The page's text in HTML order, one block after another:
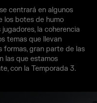
centrará en algunos
los botes de humo
la coherencia
temas que llevan
formas, gran parte de las
las que estamos
con la Temporada 3.